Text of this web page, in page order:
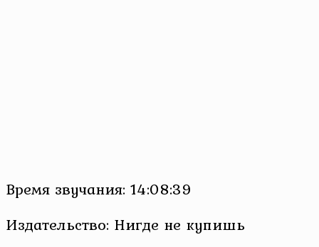
Время звучания: 14:08:39
Издательство: Нигде не купишь